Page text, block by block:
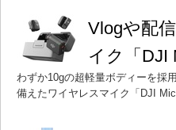
Vlogや配
イク「DJI
わずか10gの超軽量ボディーを採
備えたワイヤレスマイク「DJI